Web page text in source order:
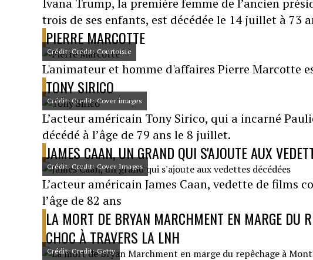
Ivana Trump, la première femme de l’ancien
trois de ses enfants, est décédée le 14 juillet à 73
PIERRE MARCOTTE
Crédit: Credit: Courtoisie
L'animateur et homme d'affaires Pierre Marcotte
TONY SIRICO
Crédit: Credit: Cover images
L’acteur américain Tony Sirico, qui a incarné
décédé à l’âge de 79 ans le 8 juillet.
JAMES CAAN, UN GRAND QUI S'AJOUTE AUX
Crédit: Credit: Cover Images
L’acteur américain James Caan, vedette de films
l’âge de 82 ans
LA MORT DE BRYAN MARCHMENT EN MARGE DU
CHOC À TRAVERS LA LNH
Crédit: Credit: Getty